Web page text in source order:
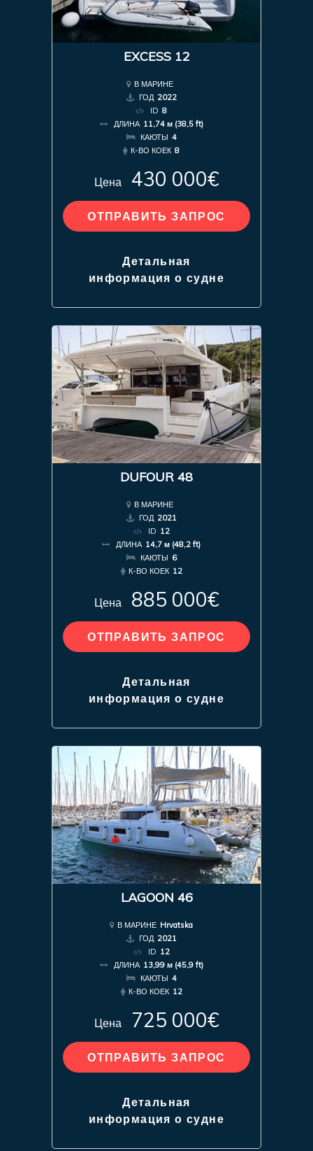
EXCESS 12
В МАРИНЕ
ГОД 2022
ID 8
ДЛИНА 11,74 м (38,5 ft)
КАЮТЫ 4
К-ВО КОЕК 8
Цена 430 000€
ОТПРАВИТЬ ЗАПРОС
Детальная
информация о судне
DUFOUR 48
В МАРИНЕ
ГОД 2021
ID 12
ДЛИНА 14,7 м (48,2 ft)
КАЮТЫ 6
К-ВО КОЕК 12
Цена 885 000€
ОТПРАВИТЬ ЗАПРОС
Детальная
информация о судне
LAGOON 46
В МАРИНЕ Hrvatska
ГОД 2021
ID 12
ДЛИНА 13,99 м (45,9 ft)
КАЮТЫ 4
К-ВО КОЕК 12
Цена 725 000€
ОТПРАВИТЬ ЗАПРОС
Детальная
информация о судне